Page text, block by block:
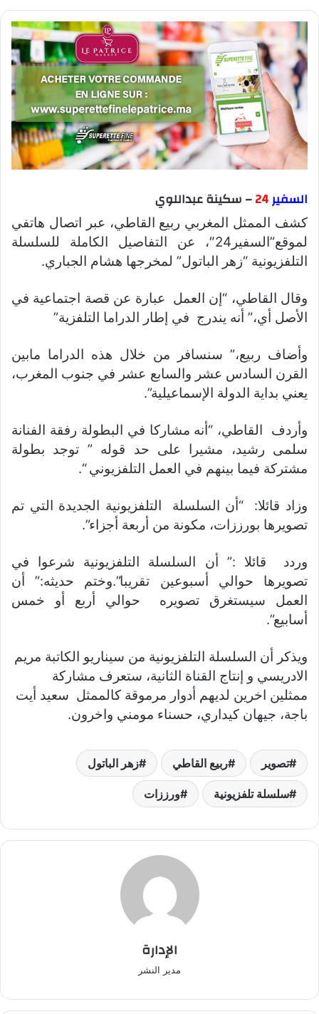
إلكترونيا
السفير24– سكينة عبداللوي
كشف الممثل المغربي ربيع القاطي، عبر اتصال هاتفي
لموقع”السفير24″، عن التفاصيل الكاملة للسلسلة
التلفزيونية “زهر الباتول” لمخرجها هشام الجباري.
وقال القاطي، “إن العمل عبارة عن قصة اجتماعية في
الأصل أي،” أنه يندرج في إطار الدراما التلفزية”
وأضاف ربيع،” سنسافر من خلال هذه الدراما مابين
القرن السادس عشر والسابع عشر في جنوب المغرب،
يعني بداية الدولة الإسماعيلية”.
وأردف القاطي، “أنه مشاركا في البطولة رفقة الفنانة
سلمى رشيد، مشيرا على حد قوله ” توجد بطولة
مشتركة فيما بينهم في العمل التلفزيوني “.
وزاد قائلا: “أن السلسلة التلفزيونية الجديدة التي تم
تصويرها بورززات، مكونة من أربعة أجزاء”.
وردد قائلا :” أن السلسلة التلفزيونية شرعوا في
تصويرها حوالي أسبوعين تقريبا”.وختم حديثه:” أن
العمل سيستغرق تصويره حوالي أربع أو خمس
أسابيع”.
ويذكر أن السلسلة التلفزيونية من سيناريو الكاتبة مريم
الادريسي و إنتاج القناة الثانية، ستعرف مشاركة
ممثلين اخرين لديهم أدوار مرموقة كالممثل سعيد أيت
باجة، جيهان كيداري، حسناء مومني واخرون.
تصوير ربيع القاطي زهر الباتول
سلسلة تلفزيونية ورززات
الإدارة
مدير النشر